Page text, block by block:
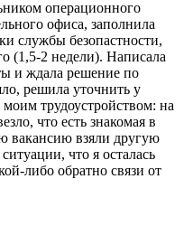
офиса, заполнила
службы безопастности,
(1,5-2 недели). Написала
и ждала решение по
решила уточнить у
трудоустройством: на
что есть знакомая в
вакансию взяли другую
что я осталась
либо обратно связи от